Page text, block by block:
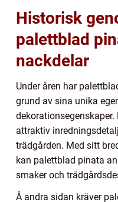
Historisk
palettblad
nackdelar
Under åren har
grund av sina unika
attraktiv
trädgården. Med sitt
kan palettblad pinata
smaker och
Å andra sidan kräver